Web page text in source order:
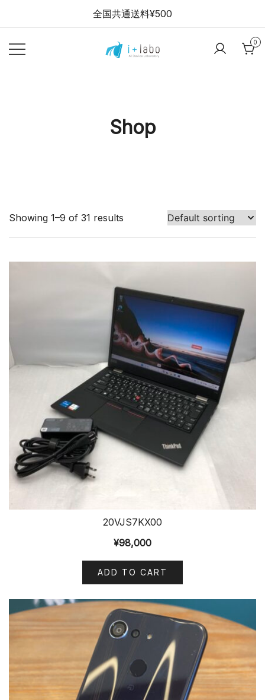
全国共通送料¥500
0
Shop
Showing 1–9 of 31 results
20VJS7KX00
¥98,000
ADD TO CART